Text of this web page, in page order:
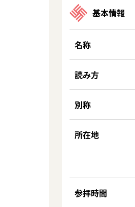
基本情報
名称
読み方
別称
所在地
参拝時間